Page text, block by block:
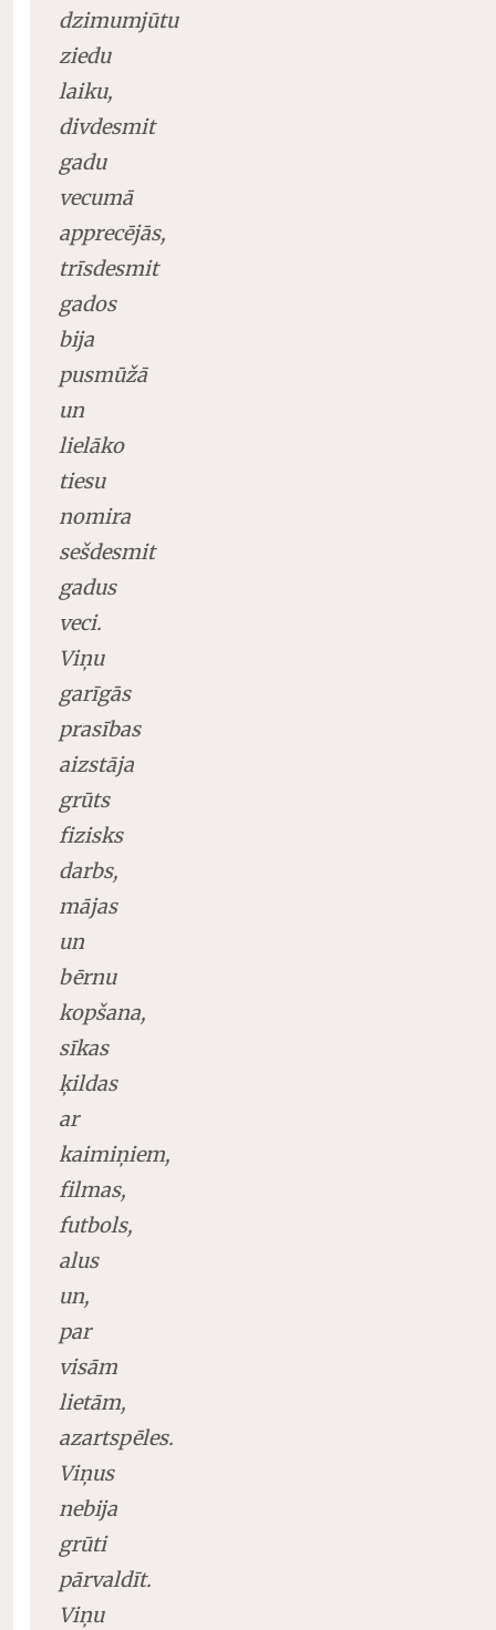
dzimumjūtu
ziedu
laiku,
divdesmit
gadu
vecumā
apprecējās,
trīsdesmit
gados
bija
pusmūžā
un
lielāko
tiesu
nomira
sešdesmit
gadus
veci.
Viņu
garīgās
prasības
aizstāja
grūts
fizisks
darbs,
mājas
un
bērnu
kopšana,
sīkas
ķildas
ar
kaimiņiem,
filmas,
futbols,
alus
un,
par
visām
lietām,
azartspēles.
Viņus
nebija
grūti
pārvaldīt.
Viņu